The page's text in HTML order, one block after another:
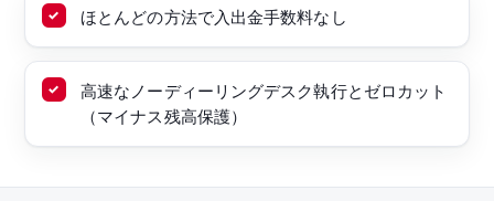
ほとんどの方法で入出金手数料なし
高速なノーディーリングデスク執行とゼロカット
（マイナス残高保護）